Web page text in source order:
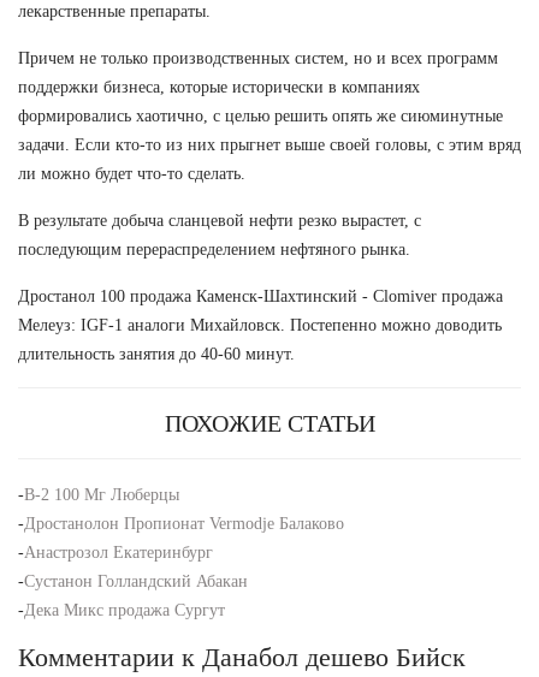
лекарственные препараты.
Причем не только производственных систем, но и всех программ
поддержки бизнеса, которые исторически в компаниях
формировались хаотично, с целью решить опять же сиюминутные
задачи. Если кто-то из них прыгнет выше своей головы, с этим вряд
ли можно будет что-то сделать.
В результате добыча сланцевой нефти резко вырастет, с
последующим перераспределением нефтяного рынка.
Дростанол 100 продажа Каменск-Шахтинский - Clomiver продажа
Мелеуз: IGF-1 аналоги Михайловск. Постепенно можно доводить
длительность занятия до 40-60 минут.
ПОХОЖИЕ СТАТЬИ
-B-2 100 Мг Люберцы
-Дростанолон Пропионат Vermodje Балаково
-Анастрозол Екатеринбург
-Сустанон Голландский Абакан
-Дека Микс продажа Сургут
Комментарии к Данабол дешево Бийск